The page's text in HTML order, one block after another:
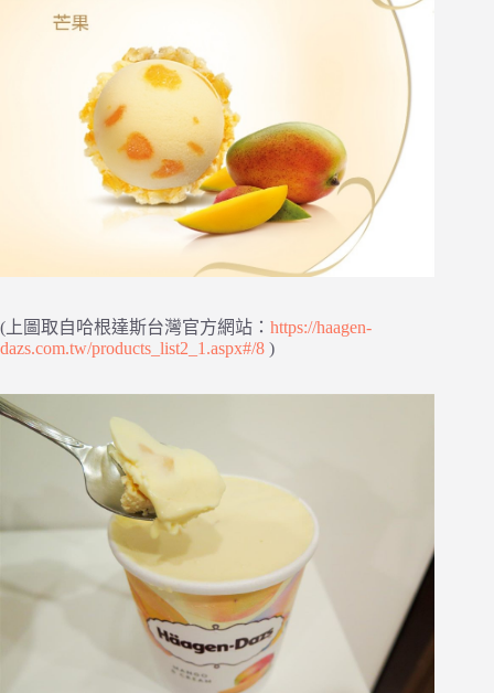
(上圖取自哈根達斯台灣官方網站： https://haagen-
dazs.com.tw/products_list2_1.aspx#/8 )